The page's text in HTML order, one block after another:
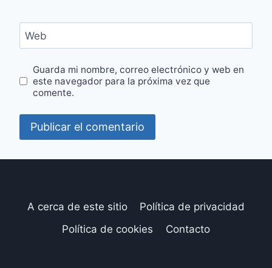
Web
Guarda mi nombre, correo electrónico y web en
este navegador para la próxima vez que
comente.
A cerca de este sitio
Política de privacidad
Política de cookies
Contacto